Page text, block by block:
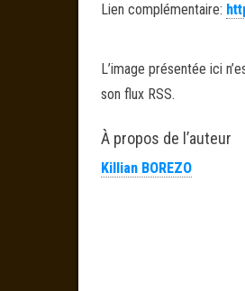
Lien complémentaire:
L’image présentée ici
son flux RSS.
À propos de l’auteur
Killian BOREZO